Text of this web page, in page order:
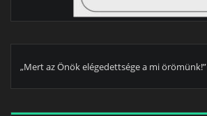
„Mert az Önök elégedettsége a mi örömünk!”